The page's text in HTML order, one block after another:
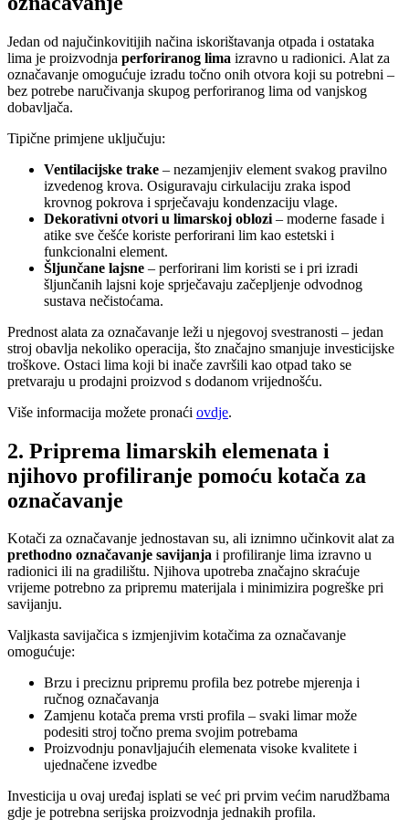
Jedan od najučinkovitijih načina iskorištavanja otpada i ostataka
lima je proizvodnja perforiranog lima izravno u radionici. Alat za
označavanje omogućuje izradu točno onih otvora koji su potrebni –
bez potrebe naručivanja skupog perforiranog lima od vanjskog
dobavljača.
Tipične primjene uključuju:
Ventilacijske trake – nezamjenjiv element svakog pravilno
izvedenog krova. Osiguravaju cirkulaciju zraka ispod
krovnog pokrova i sprječavaju kondenzaciju vlage.
Dekorativni otvori u limarskoj oblozi – moderne fasade i
atike sve češće koriste perforirani lim kao estetski i
funkcionalni element.
Šljunčane lajsne – perforirani lim koristi se i pri izradi
šljunčanih lajsni koje sprječavaju začepljenje odvodnog
sustava nečistoćama.
Prednost alata za označavanje leži u njegovoj svestranosti – jedan
stroj obavlja nekoliko operacija, što značajno smanjuje investicijske
troškove. Ostaci lima koji bi inače završili kao otpad tako se
pretvaraju u prodajni proizvod s dodanom vrijednošću.
Više informacija možete pronaći ovdje.
2. Priprema limarskih elemenata i
njihovo profiliranje pomoću kotača za
označavanje
Kotači za označavanje jednostavan su, ali iznimno učinkovit alat za
prethodno označavanje savijanja i profiliranje lima izravno u
radionici ili na gradilištu. Njihova upotreba značajno skraćuje
vrijeme potrebno za pripremu materijala i minimizira pogreške pri
savijanju.
Valjkasta savijačica s izmjenjivim kotačima za označavanje
omogućuje:
Brzu i preciznu pripremu profila bez potrebe mjerenja i
ručnog označavanja
Zamjenu kotača prema vrsti profila – svaki limar može
podesiti stroj točno prema svojim potrebama
Proizvodnju ponavljajućih elemenata visoke kvalitete i
ujednačene izvedbe
Investicija u ovaj uređaj isplati se već pri prvim većim narudžbama
gdje je potrebna serijska proizvodnja jednakih profila.